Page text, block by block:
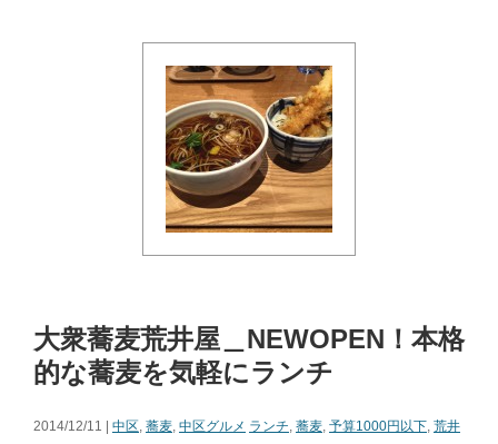
大衆蕎麦荒井屋＿NEWOPEN！本格
的な蕎麦を気軽にランチ
2014/12/11 | 中区, 蕎麦, 中区グルメ ランチ, 蕎麦, 予算1000円以下, 荒井